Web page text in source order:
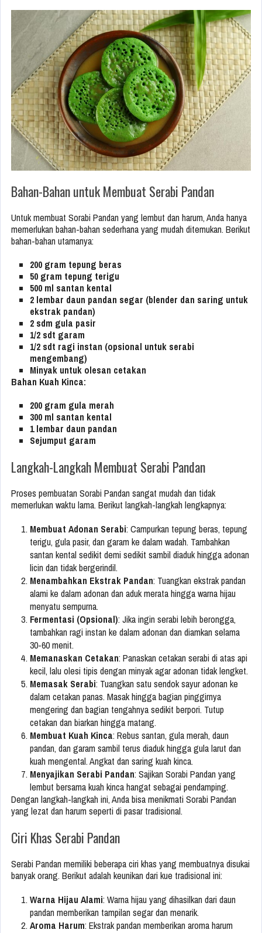
Bahan-Bahan untuk Membuat Serabi Pandan
Untuk membuat Sorabi Pandan yang lembut dan harum, Anda hanya
memerlukan bahan-bahan sederhana yang mudah ditemukan. Berikut
bahan-bahan utamanya:
200 gram tepung beras
50 gram tepung terigu
500 ml santan kental
2 lembar daun pandan segar (blender dan saring untuk
ekstrak pandan)
2 sdm gula pasir
1/2 sdt garam
1/2 sdt ragi instan (opsional untuk serabi
mengembang)
Minyak untuk olesan cetakan
Bahan Kuah Kinca:
200 gram gula merah
300 ml santan kental
1 lembar daun pandan
Sejumput garam
Langkah-Langkah Membuat Serabi Pandan
Proses pembuatan Sorabi Pandan sangat mudah dan tidak
memerlukan waktu lama. Berikut langkah-langkah lengkapnya:
Membuat Adonan Serabi: Campurkan tepung beras, tepung
terigu, gula pasir, dan garam ke dalam wadah. Tambahkan
santan kental sedikit demi sedikit sambil diaduk hingga adonan
licin dan tidak bergerindil.
Menambahkan Ekstrak Pandan: Tuangkan ekstrak pandan
alami ke dalam adonan dan aduk merata hingga warna hijau
menyatu sempurna.
Fermentasi (Opsional): Jika ingin serabi lebih berongga,
tambahkan ragi instan ke dalam adonan dan diamkan selama
30-60 menit.
Memanaskan Cetakan: Panaskan cetakan serabi di atas api
kecil, lalu olesi tipis dengan minyak agar adonan tidak lengket.
Memasak Serabi: Tuangkan satu sendok sayur adonan ke
dalam cetakan panas. Masak hingga bagian pinggirnya
mengering dan bagian tengahnya sedikit berpori. Tutup
cetakan dan biarkan hingga matang.
Membuat Kuah Kinca: Rebus santan, gula merah, daun
pandan, dan garam sambil terus diaduk hingga gula larut dan
kuah mengental. Angkat dan saring kuah kinca.
Menyajikan Serabi Pandan: Sajikan Sorabi Pandan yang
lembut bersama kuah kinca hangat sebagai pendamping.
Dengan langkah-langkah ini, Anda bisa menikmati Sorabi Pandan
yang lezat dan harum seperti di pasar tradisional.
Ciri Khas Serabi Pandan
Serabi Pandan memiliki beberapa ciri khas yang membuatnya disukai
banyak orang. Berikut adalah keunikan dari kue tradisional ini:
Warna Hijau Alami: Warna hijau yang dihasilkan dari daun
pandan memberikan tampilan segar dan menarik.
Aroma Harum: Ekstrak pandan memberikan aroma harum